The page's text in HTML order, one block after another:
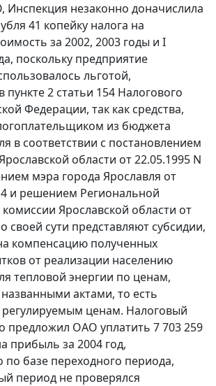
незаконно доначислила
41 копейку налога на
за 2002, 2003 годы и I
поскольку предприятие
льготой,
пункте 2 статьи 154 Налогового
Федерации, так как средства,
из бюджета
в соответствии с постановлением
области от 22.05.1995 N
мэра города Ярославля от
и решением Региональной
Ярославской области от
своей сути представляют субсидии,
компенсацию полученных
от реализации населению
тепловой энергии по ценам,
актами, то есть
регулируемым ценам. Налоговый
предложил ОАО уплатить 7 703 259
прибыль за 2004 год,
по базе переходного периода,
период не проверялся